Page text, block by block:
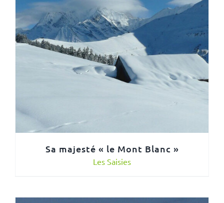
Sa majesté « le Mont Blanc »
Les Saisies